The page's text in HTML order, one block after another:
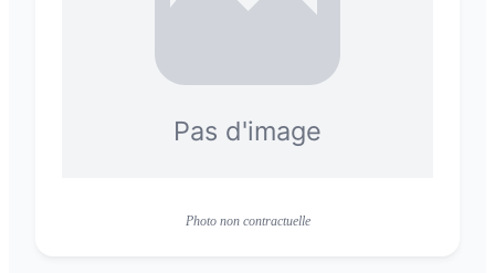
Photo non contractuelle